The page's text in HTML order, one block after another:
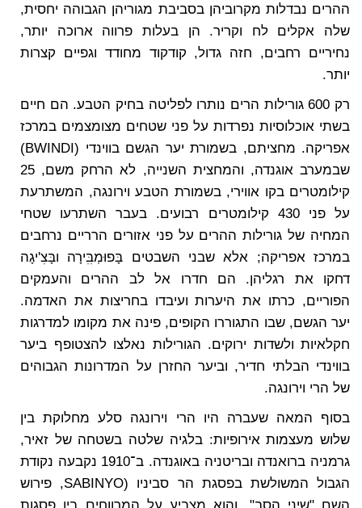
ההרים נבדלות מקרוביהן בסביבת מגוריהן הגבוהה יחסית,
שלה אקלים לח וקריר. הן בעלות פרווה ארוכה יותר,
נחיריים רחבים, חזה גדול, קודקוד מחודד וגפיים קצרות
יותר.
רק 600 גורילות הרים נותרו לפליטה בחיק הטבע. הם חיים
בשתי אוכלוסיות נפרדות על פני שטחים מצומצמים במרכז
אפריקה. מחציתם, בשמורת יער הגשם בווינדי (BWINDI)
שבמערב אוגנדה, והמחצית השנייה, לא הרחק משם, 25
קילומטרים בקו אווירי, בשמורת הטבע וירונגה, המשתרעת
על פני 430 קילומטרים רבועים. בעבר השתרעו שטחי
המחיה של גורילות ההרים על פני אזורים הרריים נרחבים
במרכז אפריקה; אלא שבני השבטים בָּפוּמְבִִּירָה ובָּצִ'יגָה
דחקו את רגליהן. הם חדרו אל לב ההרים והעמקים
הפוריים, כרתו את היערות ועיבדו בחריצות את האדמה.
יער הגשם, שבו התגוררו הקופים, פינה את מקומו למדרגות
חקלאיות ולשדות ירוקים. הגורילות נאלצו להצטופף ביער
בווינדי הבלתי חדיר, וביער החזרן על המדרונות הגבוהים
של הרי וירונגה.
בסוף המאה שעברה היו הרי וירונגה סלע מחלוקת בין
שלוש מעצמות אירופיות: בלגיה שלטה בשטחה של זאיר,
גרמניה ברואנדה ובריטניה באוגנדה. ב־1910 נקבעה נקודת
הגבול המשולשת בפסגת הר סביניו (SABINYO, פירוש